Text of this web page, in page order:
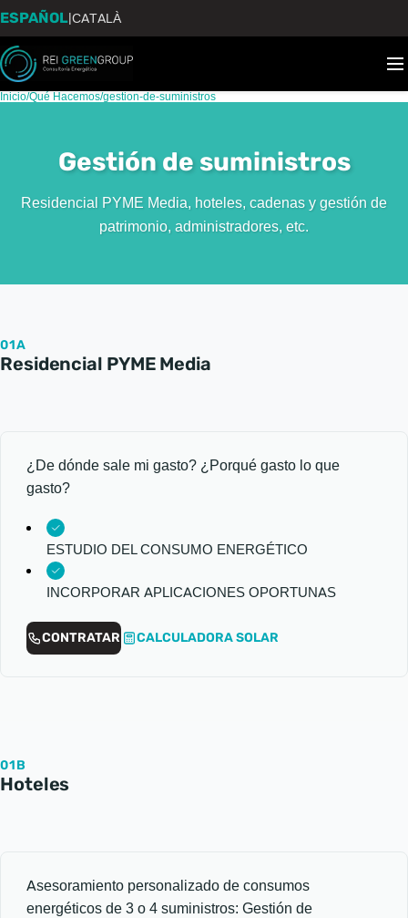
ESPAÑOL|CATALÀ
Inicio/Qué Hacemos/gestion-de-suministros
Gestión de suministros
Residencial PYME Media, hoteles, cadenas y gestión de
patrimonio, administradores, etc.
01A
Residencial PYME Media
¿De dónde sale mi gasto? ¿Porqué gasto lo que
gasto?
ESTUDIO DEL CONSUMO ENERGÉTICO
INCORPORAR APLICACIONES OPORTUNAS
CONTRATAR CALCULADORA SOLAR
01B
Hoteles
Asesoramiento personalizado de consumos
energéticos de 3 o 4 suministros: Gestión de